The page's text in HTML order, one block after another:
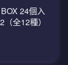
24個入
全12種）